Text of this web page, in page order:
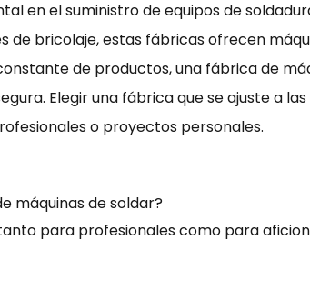
en el suministro de equipos de
bricolaje, estas fábricas ofrecen
de productos, una fábrica de
Elegir una fábrica que se ajuste a
o proyectos personales.
máquinas de soldar?
para profesionales como para